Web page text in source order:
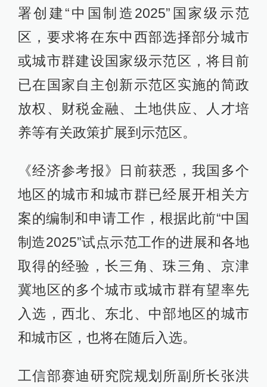
署创建“中国制造2025”国家级示范
区，要求将在东中西部选择部分城市
或城市群建设国家级示范区，将目前
已在国家自主创新示范区实施的简政
放权、财税金融、土地供应、人才培
养等有关政策扩展到示范区。
《经济参考报》日前获悉，我国多个
地区的城市和城市群已经展开相关方
案的编制和申请工作，根据此前“中国
制造2025”试点示范工作的进展和各地
取得的经验，长三角、珠三角、京津
冀地区的多个城市或城市群有望率先
入选，西北、东北、中部地区的城市
和城市区，也将在随后入选。
工信部赛迪研究院规划所副所长张洪